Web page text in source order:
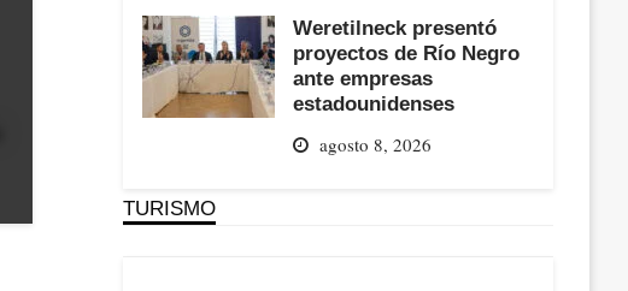
Weretilneck presentó
proyectos de Río Negro
ante empresas
estadounidenses
agosto 8, 2026
TURISMO